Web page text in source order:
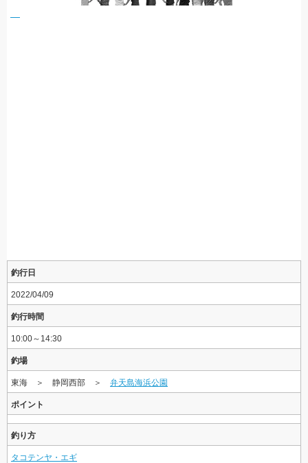
釣行日
2022/04/09
釣行時間
10:00～14:30
釣場
東海 ＞ 静岡西部 ＞ 弁天島海浜公園
ポイント
釣り方
タコテンヤ・エギ